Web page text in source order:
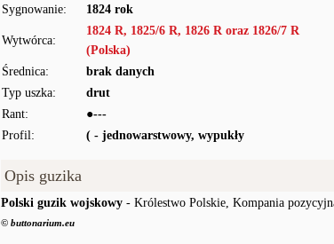
Sygnowanie:
1824 rok
Wytwórca:
1824 R, 1825/6 R, 1826 R oraz 1826/7 R
(Polska)
Średnica:
brak danych
Typ uszka:
drut
Rant:
●---
Profil:
( - jednowarstwowy, wypukły
Opis guzika
Polski guzik wojskowy - Królestwo Polskie, Kompania
© buttonarium.eu